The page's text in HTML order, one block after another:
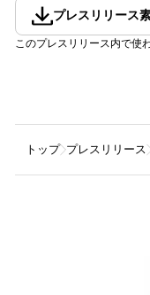
プレスリリース
このプレスリリース内で使
トップ プレスリリース